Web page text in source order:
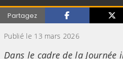
Partagez
Publié le 13 mars 2026
Dans le cadre de la Journée